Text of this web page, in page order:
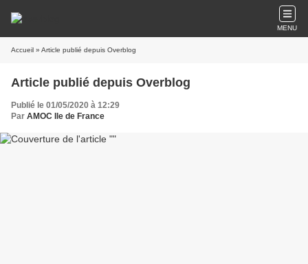
MENU
Accueil » Article publié depuis Overblog
Article publié depuis Overblog
Publié le 01/05/2020 à 12:29
Par AMOC Ile de France